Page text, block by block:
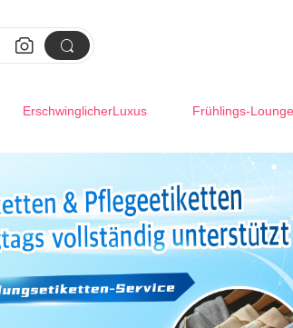
 
ErschwinglicherLuxus Frühlings-